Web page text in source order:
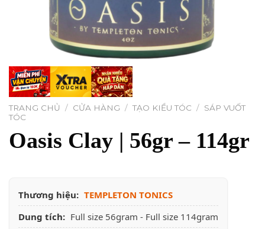
TRANG CHỦ / CỬA HÀNG / TẠO KIỂU TÓC / SÁP VUỐT
TÓC
Oasis Clay | 56gr – 114gr
Thương hiệu: TEMPLETON TONICS
Dung tích: Full size 56gram - Full size 114gram